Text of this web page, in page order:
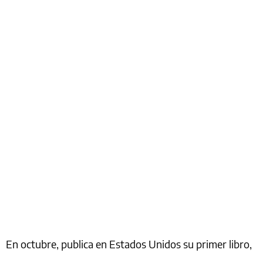
En octubre, publica en Estados Unidos su primer libro,